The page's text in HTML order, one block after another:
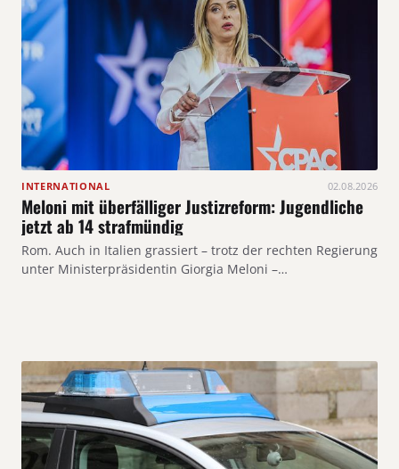
INTERNATIONAL 02.08.2026
Meloni mit überfälliger Justizreform: Jugendliche
jetzt ab 14 strafmündig
Rom. Auch in Italien grassiert – trotz der rechten Regierung
unter Ministerpräsidentin Giorgia Meloni –…